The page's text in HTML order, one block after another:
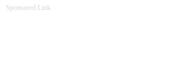
Sponsored Link